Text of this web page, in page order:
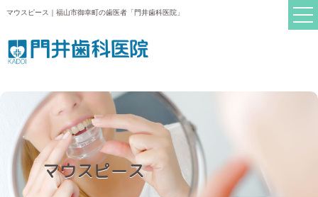
マウスピース｜福山市御幸町の歯医者「門井歯科医院」
マウスピース